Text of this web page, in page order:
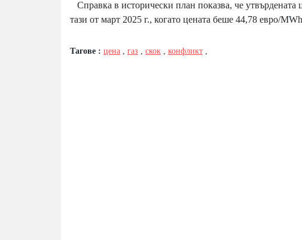
Справка в исторически план показва, че
тази от март 2025 г., когато цената беше 44,78 евро/
Тагове : цена газ скок конфликт